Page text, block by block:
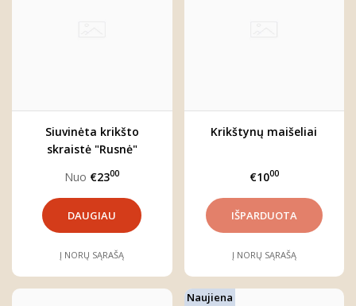
Siuvinėta krikšto
skraistė "Rusnė"
Nuo €2300
DAUGIAU
Į NORŲ SĄRAŠĄ
Krikštynų maišeliai
€1000
Į NORŲ SĄRAŠĄ
Naujiena